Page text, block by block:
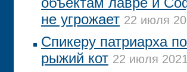
не угрожает 22 июля
Спикеру патриарха
рыжий кот 22 июля